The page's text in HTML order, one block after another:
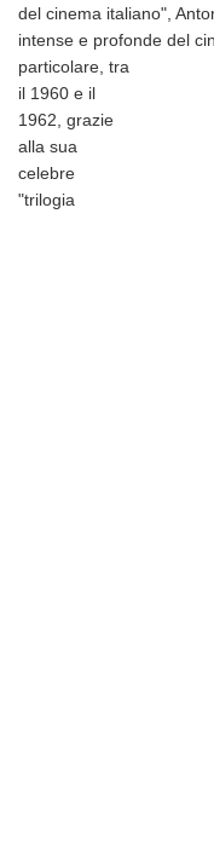
del cinema italiano",
intense e profonde del
particolare, tra
il 1960 e il
1962, grazie
alla sua
celebre
"trilogia